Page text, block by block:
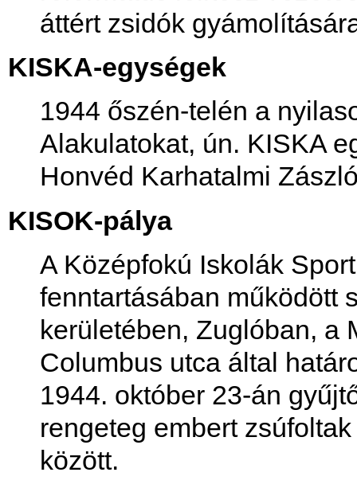
áttért zsidók
KISKA-egységek
1944 őszén-telén a
Alakulatokat, ún. KISKA
Honvéd Karhatalmi
KISOK-pálya
A Középfokú Iskolák
fenntartásában működött
kerületében, Zuglóban, a
Columbus utca által
1944. október 23-án
rengeteg embert
között.